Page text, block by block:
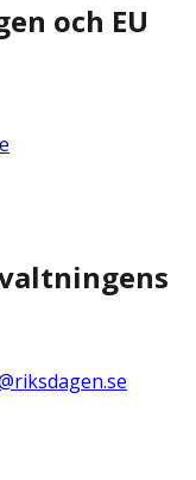
och EU